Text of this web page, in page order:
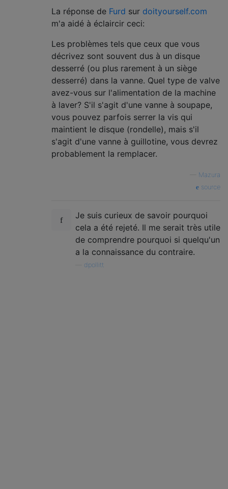
La réponse de Furd sur doityourself.com
m'a aidé à éclaircir ceci:
Les problèmes tels que ceux que vous
décrivez sont souvent dus à un disque
desserré (ou plus rarement à un siège
desserré) dans la vanne. Quel type de valve
avez-vous sur l'alimentation de la machine
à laver? S'il s'agit d'une vanne à soupape,
vous pouvez parfois serrer la vis qui
maintient le disque (rondelle), mais s'il
s'agit d'une vanne à guillotine, vous devrez
probablement la remplacer.
Mazura
source
Je suis curieux de savoir pourquoi
cela a été rejeté. Il me serait très utile
de comprendre pourquoi si quelqu'un
a la connaissance du contraire.
dpollitt